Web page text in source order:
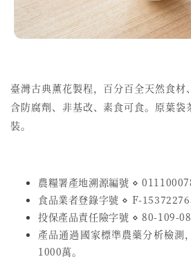
臺灣古典薰花製程，百分百全天然食材
含防腐劑、非基改、素食可食。 原葉袋
裝。
農糧署產地溯源編號 ⋄
食品業者登錄字號 ⋄ F-
投保產品責任險字號 ⋄80-109-
產品通過國家標準農藥分析檢測
1000萬。